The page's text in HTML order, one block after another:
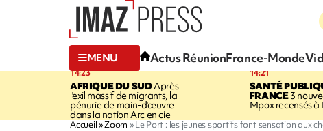
MENU Actus RéunionFrance-Monde
14:23
AFRIQUE DU SUDAprès
l'exil massif de migrants, la
pénurie de main-d'œuvre
dans la nation Arc en ciel
14:21
SANTÉ
FRANCE3
Mpox recensés à
Accueil Zoom Le Port : les jeunes sportifs font sensation aux